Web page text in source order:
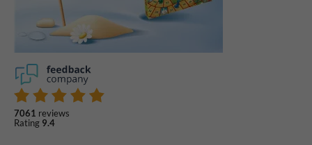
7061 reviews
Rating 9.4